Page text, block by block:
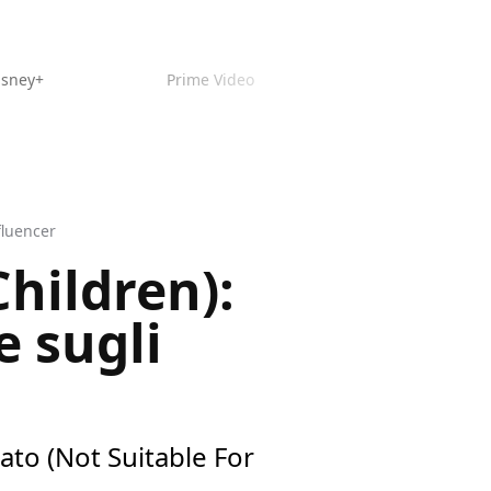
Prime Video
sugli
(Not Suitable For